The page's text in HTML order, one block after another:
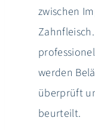
zwischen
werden
überprüft
beurteilt.